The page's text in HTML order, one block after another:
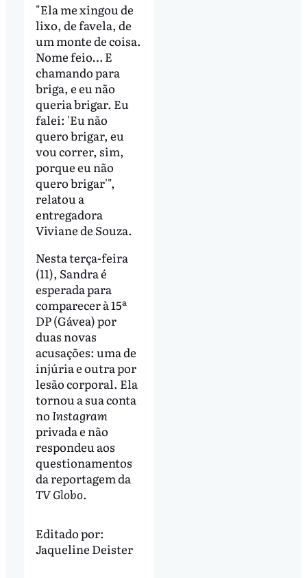
"Ela me xingou de
lixo, de favela, de
um monte de coisa.
Nome feio… E
chamando para
briga, e eu não
queria brigar. Eu
falei: 'Eu não
quero brigar, eu
vou correr, sim,
porque eu não
quero brigar'",
relatou a
entregadora
Viviane de Souza.
Nesta terça-feira
(11), Sandra é
esperada para
comparecer à 15ª
DP (Gávea) por
duas novas
acusações: uma de
injúria e outra por
lesão corporal. Ela
tornou a sua conta
no Instagram
privada e não
respondeu aos
questionamentos
da reportagem da
TV Globo.
Editado por:
Jaqueline Deister